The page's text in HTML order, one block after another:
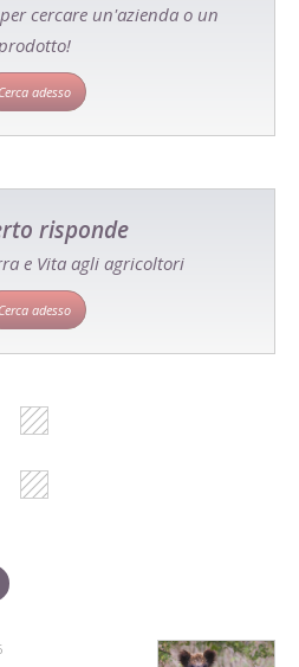
cercare un'azienda o un
Cerca adesso
risponde
e Vita agli agricoltori
Cerca adesso